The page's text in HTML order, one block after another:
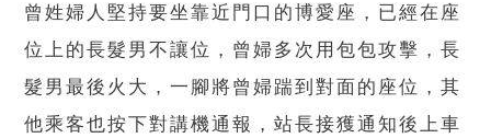
曾姓婦人堅持要坐靠近門口的博愛座，已經在座
位上的長髮男不讓位，曾婦多次用包包攻擊，長
髮男最後火大，一腳將曾婦踹到對面的座位，其
他乘客也按下對講機通報，站長接獲通知後上車